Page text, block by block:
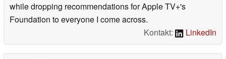
while dropping recommendations for Apple TV+'s
Foundation to everyone I come across.
Kontakt:
LinkedIn